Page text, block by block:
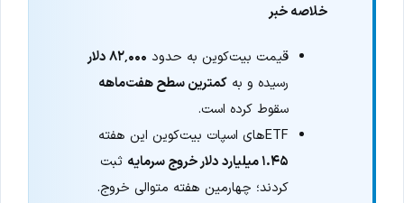
خلاصه خبر
قیمت بیت‌کوین به حدود ۸۲٬۰۰۰ دلار
رسیده و بهکمترین سطح هفت‌ماهه
سقوط کرده است.
ETFهای اسپات بیت‌کوین این هفته
۱.۴۵ میلیارد دلار خروج سرمایه
ثبت
کردند؛ چهارمین هفته متوالی خروج.